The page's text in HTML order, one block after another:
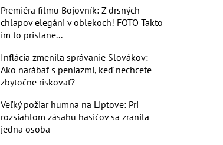
Premiéra filmu Bojovník: Z drsných
chlapov elegáni v oblekoch! FOTO Takto
im to pristane...
Inflácia zmenila správanie Slovákov:
Ako narábať s peniazmi, keď nechcete
zbytočne riskovať?
Veľký požiar humna na Liptove: Pri
rozsiahlom zásahu hasičov sa zranila
jedna osoba